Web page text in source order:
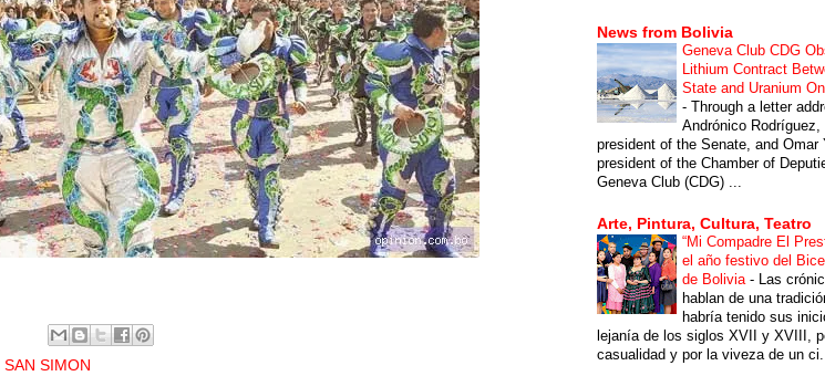
SAN SIMON
News from Bolivia
Geneva Club CDG
Lithium Contract
State and Uranium
- Through a letter
Andrónico Rodríguez,
president of the Senate, and Omar
president of the Chamber of
Geneva Club (CDG) ...
Arte, Pintura, Cultura, Teatro
“Mi Compadre El
el año festivo del
de Bolivia - Las
hablan de una
habría tenido sus
lejanía de los siglos XVII y XVIII,
casualidad y por la viveza de un